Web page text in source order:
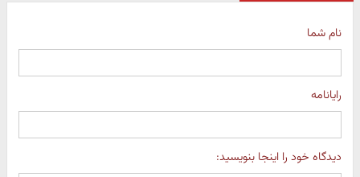
نام شما
رایانامه
دیدگاه خود را اینجا بنویسید: